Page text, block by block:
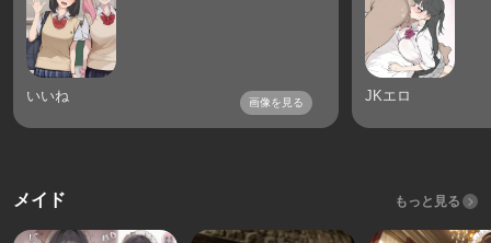
いいね 画像を見る JKエロ
メイド もっと見る